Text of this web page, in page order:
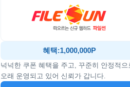
혜택:1,000,000P
넉넉한 쿠폰 혜택을 주고, 꾸준히 안정적으
오래 운영되고 있어 신뢰가 갑니다.